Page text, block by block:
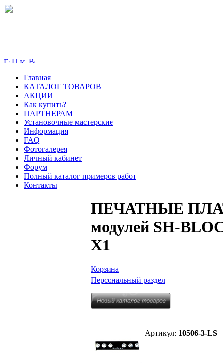
Главная
КАТАЛОГ ТОВАРОВ
АКЦИИ
Как купить?
ПАРТНЕРАМ
Установочные мастерские
Информация
FAQ
Фотогалерея
Личный кабинет
Форум
Полный каталог примеров работ
Контакты
ПЕЧАТНЫЕ
модулей SH-
X1
Корзина
Персональный раздел
Артикул: 10506-3-LS